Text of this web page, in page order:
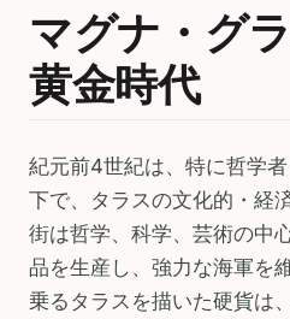
マグナ・グ
黄金時代
紀元前4世紀は、特に哲学
下で、タラスの文化的・経
街は哲学、科学、芸術の中
品を生産し、強力な海軍を
乗るタラスを描いた硬貨は